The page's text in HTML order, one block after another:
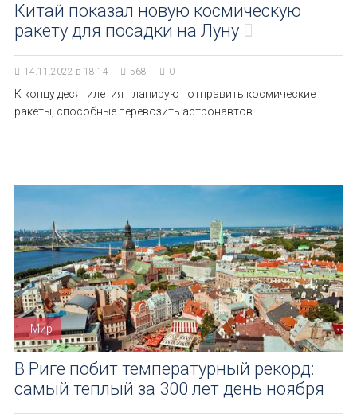
Китай показал новую космическую
ракету для посадки на Луну
14.11.2022 в 18:14 568 0
К концу десятилетия планируют отправить космические
ракеты, способные перевозить астронавтов.
Мир
В Риге побит температурный рекорд:
самый теплый за 300 лет день ноября